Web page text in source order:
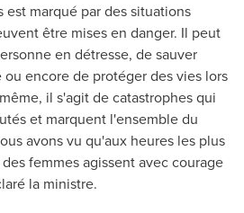
est marqué par des situations
être mises en danger. Il peut
en détresse, de sauver
encore de protéger des vies lors
il s'agit de catastrophes qui
et marquent l'ensemble du
avons vu qu'aux heures les plus
femmes agissent avec courage
la ministre.